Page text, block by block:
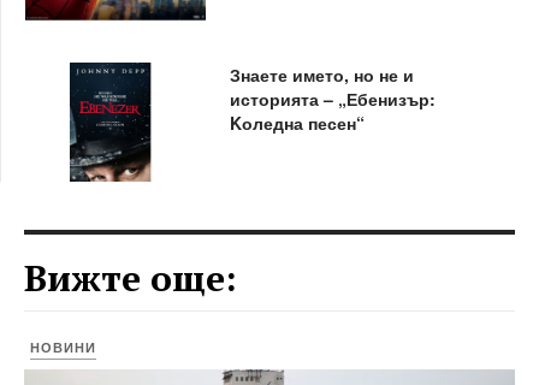
Знаете името, но не и
историята – „Ебенизър:
Kоледна песен“
Вижте още:
НОВИНИ